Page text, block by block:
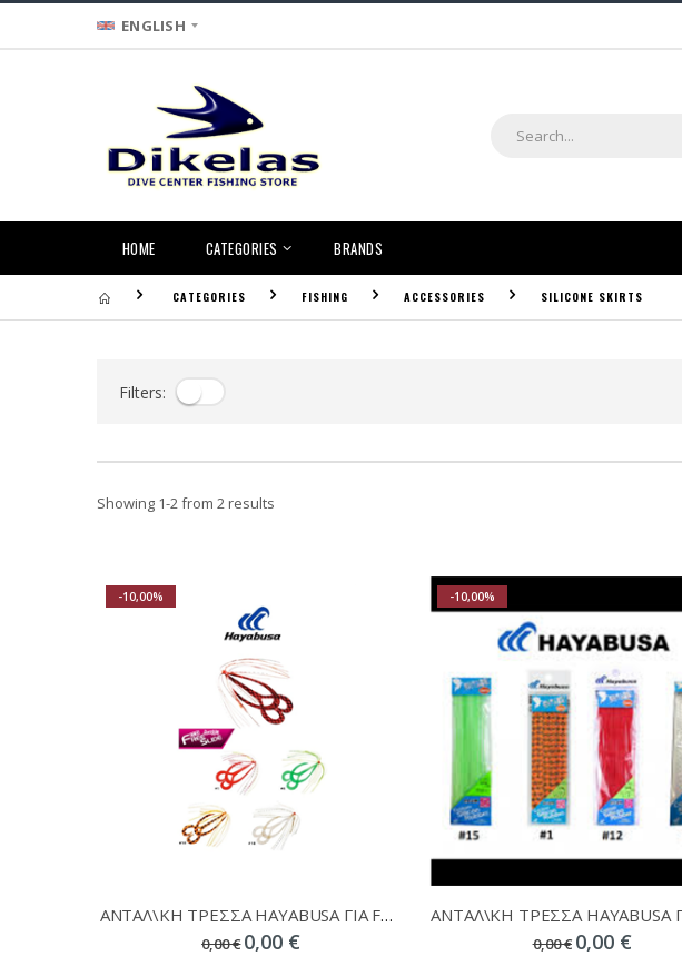
ENGLISH
HOME CATEGORIES BRANDS
CATEGORIES FISHING ACCESSORIES SILICONE SKIRTS
Filters:
Showing 1-2from 2 results
-10,00%
ΑΝΤΑΛ\ΚΗ ΤΡΕΣΣΑ HAYABUSA ΓΙΑ FREE SLIDE SE154
0,00 €0,00 €
-10,00%
0,00 € 0,00 €